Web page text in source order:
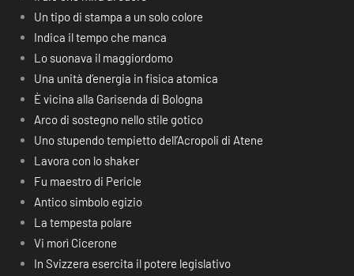
Un tipo di stampa a un solo colore
Indica il tempo che manca
Lo suonava il maggiordomo
Una unità d’energia in fisica atomica
È vicina alla Garisenda di Bologna
Arco di sostegno nello stile gotico
Uno stupendo tempietto dell’Acropoli di Atene
Lavora con lo shaker
Fu maestro di Pericle
Antico simbolo egizio
La tempesta polare
Vi morì Cicerone
In Svizzera esercita il potere legislativo